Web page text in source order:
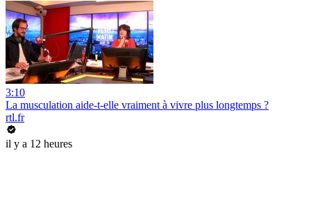
3:10
La musculation aide-t-elle vraiment à vivre plus longtemps ?
rtl.fr
il y a 12 heures